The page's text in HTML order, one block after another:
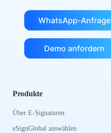
WhatsApp-Anfrage
Demo anfordern
Produkte
Über E-Signaturen
eSignGlobal auswählen